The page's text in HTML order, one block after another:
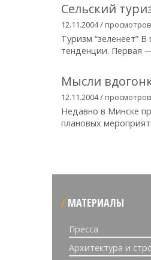
Сельский
12.11.2004 /
Туризм “зеленеет”
тенденции. Первая
Мысли
12.11.2004 /
Недавно в Минске
плановых
МАТЕРИАЛЫ
Пресса
Архитектура и